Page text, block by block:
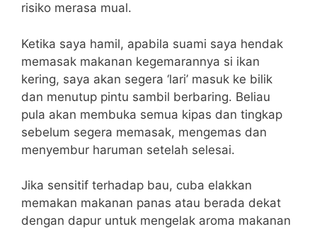
risiko merasa mual.
Ketika saya hamil, apabila suami saya hendak
memasak makanan kegemarannya si ikan
kering, saya akan segera ‘lari’ masuk ke bilik
dan menutup pintu sambil berbaring. Beliau
pula akan membuka semua kipas dan tingkap
sebelum segera memasak, mengemas dan
menyembur haruman setelah selesai.
Jika sensitif terhadap bau, cuba elakkan
memakan makanan panas atau berada dekat
dengan dapur untuk mengelak aroma makanan